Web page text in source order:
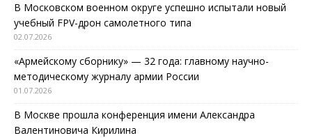
В Московском военном округе успешно испытали новый
учебный FPV-дрон самолетного типа
02.07.2026
«Армейскому сборнику» — 32 года: главному научно-
методическому журналу армии России
01.07.2026
В Москве прошла конференция имени Александра
Валентиновича Кирилина